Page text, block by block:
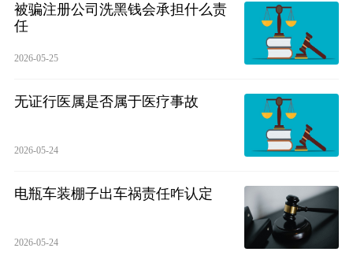
被骗注册公司洗黑钱会承担什么责
任
2026-05-25
无证行医属是否属于医疗事故
2026-05-24
电瓶车装棚子出车祸责任咋认定
2026-05-24